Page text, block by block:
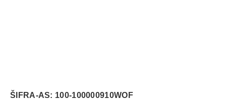
ŠIFRA-AS: 100-100000910WOF